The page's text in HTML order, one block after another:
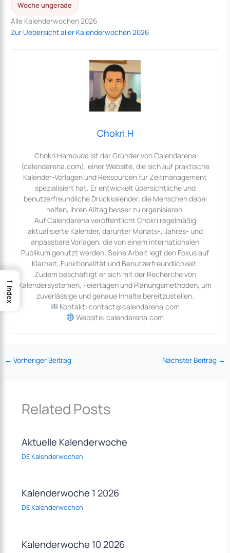
Woche ungerade
Alle Kalenderwochen 2026
Zur Uebersicht aller Kalenderwochen 2026
Chokri.H
Chokri Hamouda ist der Gründer von Calendarena
(calendarena.com), einer Website, die sich auf praktische
Kalender-Vorlagen und Ressourcen für Zeitmanagement
spezialisiert hat. Er entwickelt übersichtliche und
benutzerfreundliche Druckkalender, die Menschen dabei
helfen, ihren Alltag besser zu organisieren.
Auf Calendarena veröffentlicht Chokri regelmäßig
aktualisierte Kalender, darunter Monats-, Jahres- und
anpassbare Vorlagen, die von einem internationalen
Publikum genutzt werden. Seine Arbeit legt den Fokus auf
Klarheit, Funktionalität und Benutzerfreundlichkeit.
Zudem beschäftigt er sich mit der Recherche von
Kalendersystemen, Feiertagen und Planungsmethoden, um
zuverlässige und genaue Inhalte bereitzustellen.
Kontakt: contact@calendarena.com
Website: calendarena.com
← Vorheriger Beitrag Nächster Beitrag →
Related Posts
Aktuelle Kalenderwoche
DE Kalenderwochen
Kalenderwoche 1 2026
DE Kalenderwochen
Kalenderwoche 10 2026
→
Index